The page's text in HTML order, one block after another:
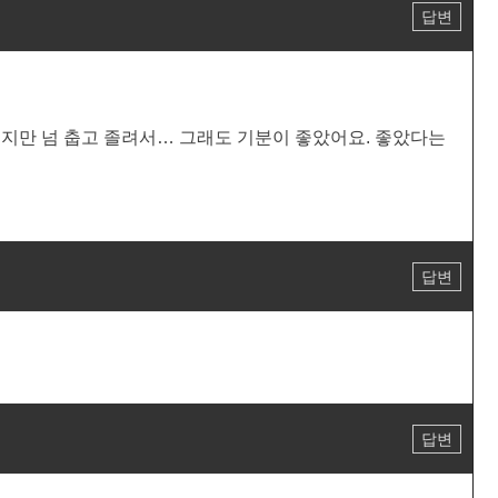
답변
만 넘 춥고 졸려서… 그래도 기분이 좋았어요. 좋았다는
답변
답변